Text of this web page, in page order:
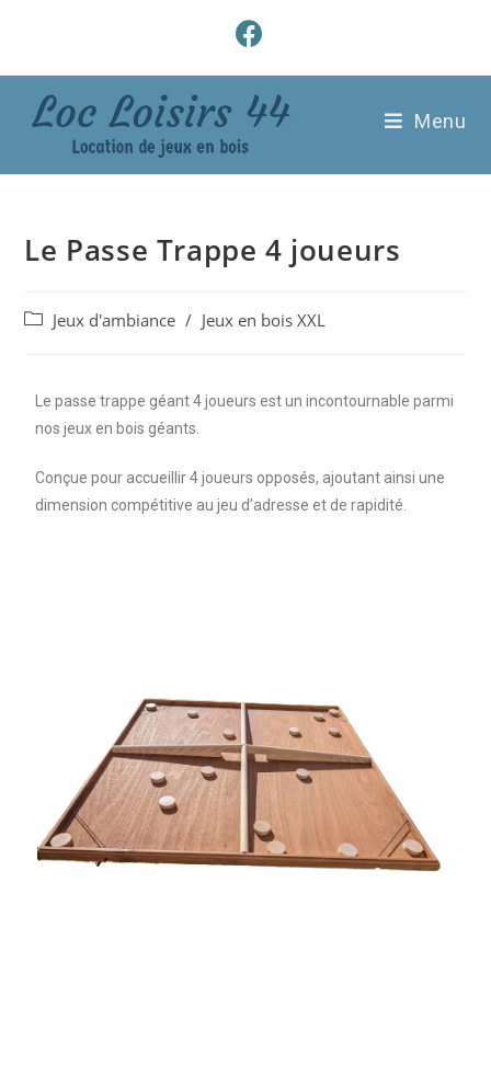
Menu
Le Passe Trappe 4 joueurs
Jeux d'ambiance / Jeux en bois XXL
Le passe trappe géant 4 joueurs est un incontournable parmi
nos jeux en bois géants.
Conçue pour accueillir 4 joueurs opposés, ajoutant ainsi une
dimension compétitive au jeu d’adresse et de rapidité.